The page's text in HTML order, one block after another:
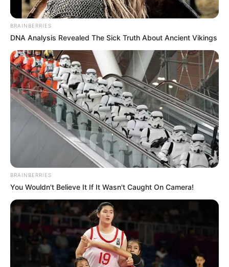
BRAINBERRIES
DNA Analysis Revealed The Sick Truth About Ancient Vikings
BRAINBERRIES
You Wouldn't Believe It If It Wasn't Caught On Camera!